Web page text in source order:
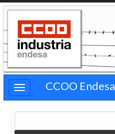
Pasar
contenido
principal
CCOO Endesa